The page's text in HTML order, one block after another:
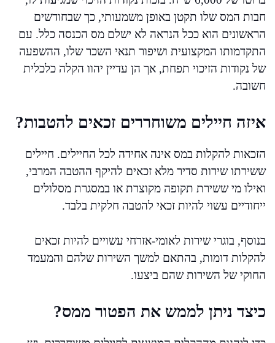
חבות המס שלו תקטן באופן משמעותי, כך שבחודשים
הראשונים הוא ככל הנראה לא ישלם מס הכנסה כלל. עם
התקדמותו המקצועית ושיפור תנאי השכר שלו, ההשפעה
של נקודות הזיכוי תפחת, אך הן עדיין יהוו הקלה כלכלית
חשובה.
איזה חיילים משוחררים זכאים להטבות?
הזכאות להקלות במס אינה אחידה לכל החיילים. חיילים
ששירתו שירות סדיר מלא זכאים להיקף ההטבה המרבי,
ואילו מי ששירת תקופה מקוצרת או במסגרת מסלולים
ייחודיים עשוי להיות זכאי להטבה חלקית בלבד.
בנוסף, בוגרי שירות לאומי-אזרחי עשויים להיות זכאים
להקלות דומות, בהתאם למשך השירות שלהם והמעמד
החוקי של השירות שהם ביצעו.
כיצד ניתן לממש את הפטור ממס?